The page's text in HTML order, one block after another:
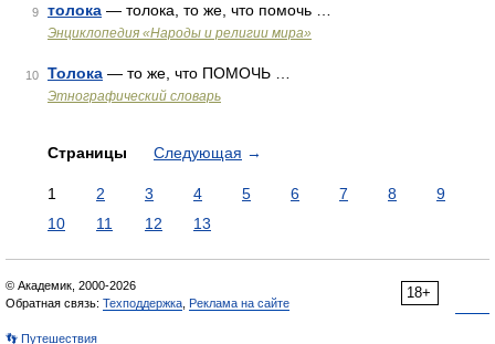
9 толока — толока, то же, что помочь …
Энциклопедия «Народы и религии мира»
10 Толока — то же, что ПОМОЧЬ …
Этнографический словарь
Страницы Следующая →
1 2 3 4 5 6 7 8
9
10
11 12 13
18+
© Академик, 2000-2026
Обратная связь: Техподдержка Реклама на сайте
👣 Путешествия